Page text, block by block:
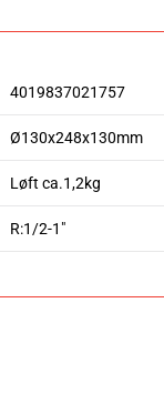
4019837021757
Ø130x248x130mm
Løft ca.1,2kg
R:1/2-1"